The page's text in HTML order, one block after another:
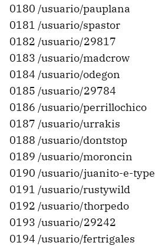
0180 /usuario/pauplana
0181 /usuario/spastor
0182 /usuario/29817
0183 /usuario/madcrow
0184 /usuario/odegon
0185 /usuario/29784
0186 /usuario/perrillochico
0187 /usuario/urrakis
0188 /usuario/dontstop
0189 /usuario/moroncin
0190 /usuario/juanito-e-type
0191 /usuario/rustywild
0192 /usuario/thorpedo
0193 /usuario/29242
0194 /usuario/fertrigales